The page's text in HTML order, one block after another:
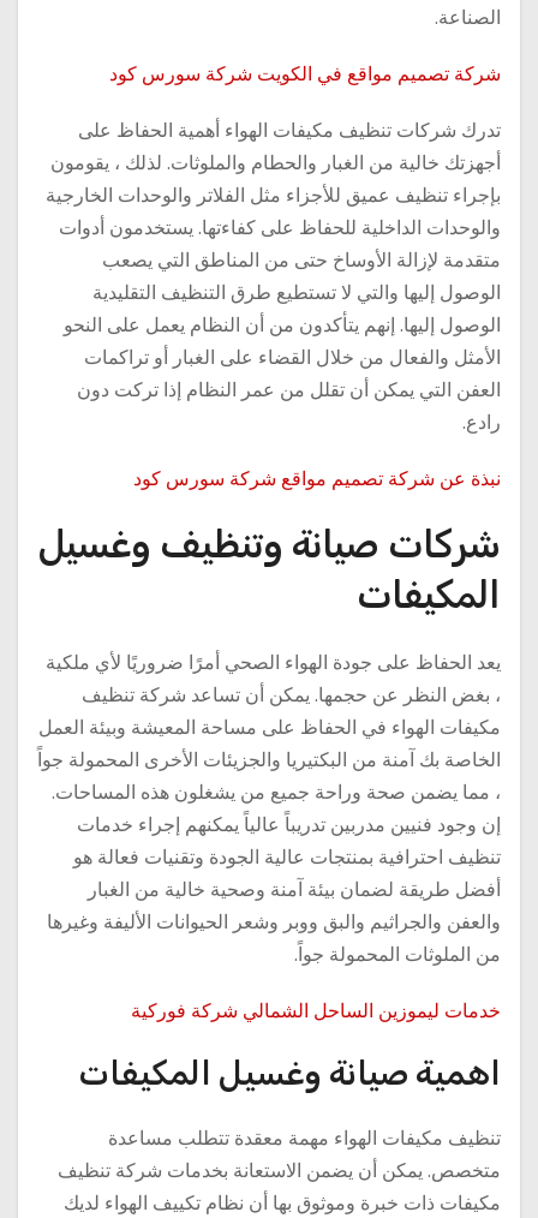
الصناعة.
شركة تصميم مواقع في الكويت شركة سورس كود
تدرك شركات تنظيف مكيفات الهواء أهمية الحفاظ على
أجهزتك خالية من الغبار والحطام والملوثات. لذلك ، يقومون
بإجراء تنظيف عميق للأجزاء مثل الفلاتر والوحدات الخارجية
والوحدات الداخلية للحفاظ على كفاءتها. يستخدمون أدوات
متقدمة لإزالة الأوساخ حتى من المناطق التي يصعب
الوصول إليها والتي لا تستطيع طرق التنظيف التقليدية
الوصول إليها. إنهم يتأكدون من أن النظام يعمل على النحو
الأمثل والفعال من خلال القضاء على الغبار أو تراكمات
العفن التي يمكن أن تقلل من عمر النظام إذا تركت دون
رادع.
نبذة عن شركة تصميم مواقع شركة سورس كود
شركات صيانة وتنظيف وغسيل
المكيفات
يعد الحفاظ على جودة الهواء الصحي أمرًا ضروريًا لأي ملكية
، بغض النظر عن حجمها. يمكن أن تساعد شركة تنظيف
مكيفات الهواء في الحفاظ على مساحة المعيشة وبيئة العمل
الخاصة بك آمنة من البكتيريا والجزيئات الأخرى المحمولة جواً
، مما يضمن صحة وراحة جميع من يشغلون هذه المساحات.
إن وجود فنيين مدربين تدريباً عالياً يمكنهم إجراء خدمات
تنظيف احترافية بمنتجات عالية الجودة وتقنيات فعالة هو
أفضل طريقة لضمان بيئة آمنة وصحية خالية من الغبار
والعفن والجراثيم والبق ووبر وشعر الحيوانات الأليفة وغيرها
من الملوثات المحمولة جواً.
خدمات ليموزين الساحل الشمالي شركة فوركية
اهمية صيانة وغسيل المكيفات
تنظيف مكيفات الهواء مهمة معقدة تتطلب مساعدة
متخصص. يمكن أن يضمن الاستعانة بخدمات شركة تنظيف
مكيفات ذات خبرة وموثوق بها أن نظام تكييف الهواء لديك